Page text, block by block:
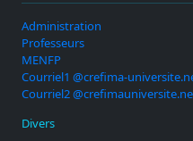
Administration
Professeurs
MENFP
Courriel1 @crefima-
Courriel2
Divers